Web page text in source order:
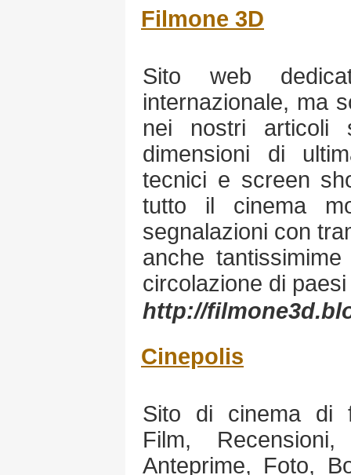
Filmone 3D
Sito web
internazionale, ma
nei nostri
dimensioni di
tecnici e screen
tutto il cinema
segnalazioni con
anche
circolazione di
http://
Cinepolis
Sito di cinema di
Film,
Anteprime, Foto,